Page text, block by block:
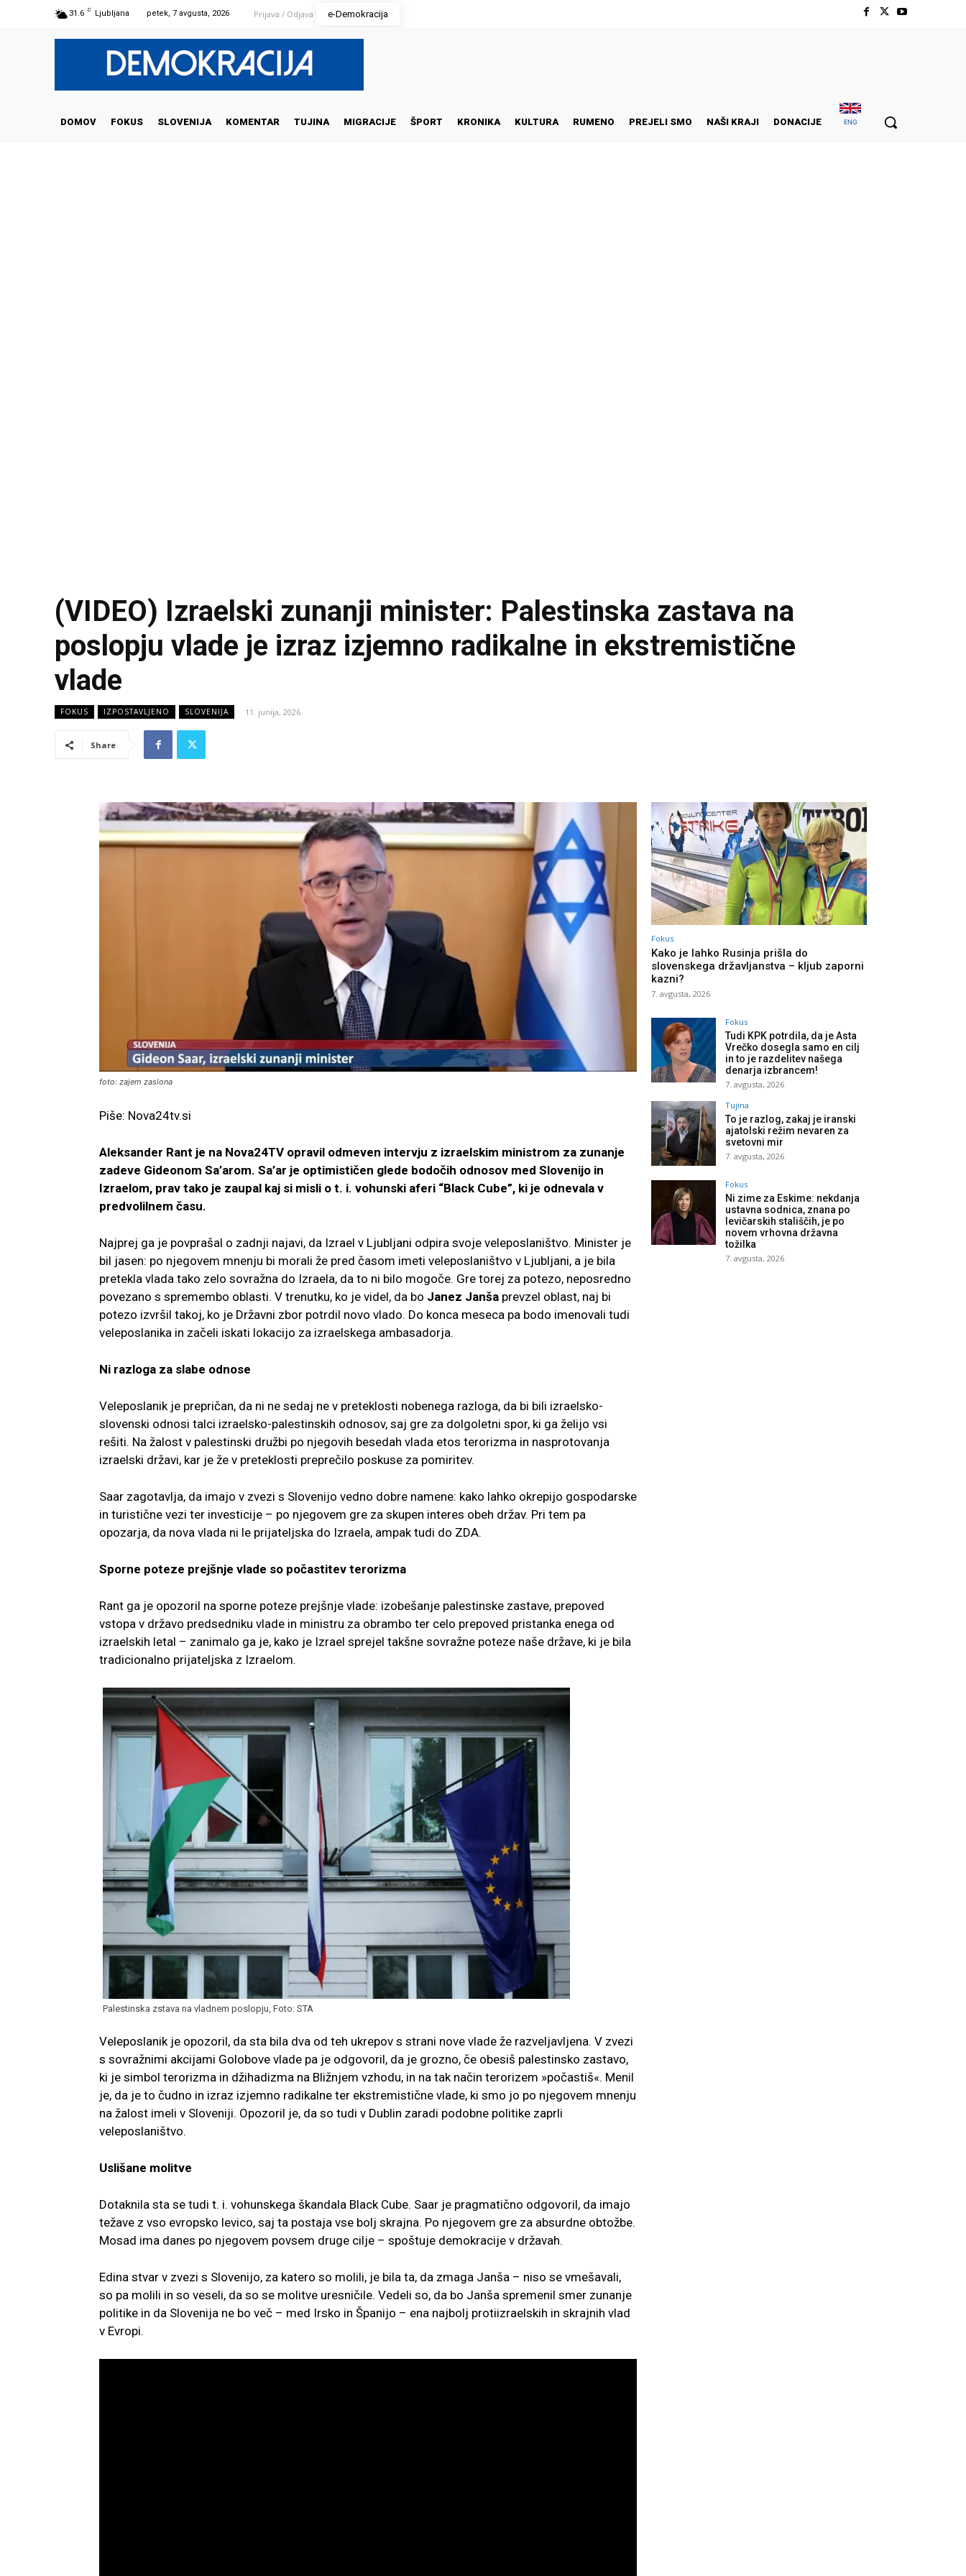
31.6 C Ljubljana petek, 7 avgusta, 2026 Prijava / Odjava e-Demokracija
DOMOV FOKUS SLOVENIJA KOMENTAR TUJINA MIGRACIJE ŠPORT KRONIKA KULTURA RUMENO PREJELI SMO NAŠI KRAJI DONACIJE ENG
(VIDEO) Izraelski zunanji minister: Palestinska zastava na
poslopju vlade je izraz izjemno radikalne in ekstremistične
vlade
FOKUS IZPOSTAVLJENO SLOVENIJA 11. junija, 2026
Share
foto: zajem zaslona
Piše: Nova24tv.si
Aleksander Rant je na Nova24TV opravil odmeven intervju z izraelskim ministrom za zunanje
zadeve Gideonom Sa’arom. Sa’ar je optimističen glede bodočih odnosov med Slovenijo in
Izraelom, prav tako je zaupal kaj si misli o t. i. vohunski aferi “Black Cube”, ki je odnevala v
predvolilnem času.
Najprej ga je povprašal o zadnji najavi, da Izrael v Ljubljani odpira svoje veleposlaništvo. Minister je
bil jasen: po njegovem mnenju bi morali že pred časom imeti veleposlaništvo v Ljubljani, a je bila
pretekla vlada tako zelo sovražna do Izraela, da to ni bilo mogoče. Gre torej za potezo, neposredno
povezano s spremembo oblasti. V trenutku, ko je videl, da bo Janez Janša prevzel oblast, naj bi
potezo izvršil takoj, ko je Državni zbor potrdil novo vlado. Do konca meseca pa bodo imenovali tudi
veleposlanika in začeli iskati lokacijo za izraelskega ambasadorja.
Ni razloga za slabe odnose
Veleposlanik je prepričan, da ni ne sedaj ne v preteklosti nobenega razloga, da bi bili izraelsko-
slovenski odnosi talci izraelsko-palestinskih odnosov, saj gre za dolgoletni spor, ki ga želijo vsi
rešiti. Na žalost v palestinski družbi po njegovih besedah vlada etos terorizma in nasprotovanja
izraelski državi, kar je že v preteklosti preprečilo poskuse za pomiritev.
Saar zagotavlja, da imajo v zvezi s Slovenijo vedno dobre namene: kako lahko okrepijo gospodarske
in turistične vezi ter investicije – po njegovem gre za skupen interes obeh držav. Pri tem pa
opozarja, da nova vlada ni le prijateljska do Izraela, ampak tudi do ZDA.
Sporne poteze prejšnje vlade so počastitev terorizma
Rant ga je opozoril na sporne poteze prejšnje vlade: izobešanje palestinske zastave, prepoved
vstopa v državo predsedniku vlade in ministru za obrambo ter celo prepoved pristanka enega od
izraelskih letal – zanimalo ga je, kako je Izrael sprejel takšne sovražne poteze naše države, ki je bila
tradicionalno prijateljska z Izraelom.
Palestinska zstava na vladnem poslopju, Foto: STA
Veleposlanik je opozoril, da sta bila dva od teh ukrepov s strani nove vlade že razveljavljena. V zvezi
s sovražnimi akcijami Golobove vlade pa je odgovoril, da je grozno, če obesiš palestinsko zastavo,
ki je simbol terorizma in džihadizma na Bližnjem vzhodu, in na tak način terorizem »počastiš«. Menil
je, da je to čudno in izraz izjemno radikalne ter ekstremistične vlade, ki smo jo po njegovem mnenju
na žalost imeli v Sloveniji. Opozoril je, da so tudi v Dublin zaradi podobne politike zaprli
veleposlaništvo.
Uslišane molitve
Dotaknila sta se tudi t. i. vohunskega škandala Black Cube. Saar je pragmatično odgovoril, da imajo
težave z vso evropsko levico, saj ta postaja vse bolj skrajna. Po njegovem gre za absurdne obtožbe.
Mosad ima danes po njegovem povsem druge cilje – spoštuje demokracije v državah.
Edina stvar v zvezi s Slovenijo, za katero so molili, je bila ta, da zmaga Janša – niso se vmešavali,
so pa molili in so veseli, da so se molitve uresničile. Vedeli so, da bo Janša spremenil smer zunanje
politike in da Slovenija ne bo več – med Irsko in Španijo – ena najbolj protiizraelskih in skrajnih vlad
v Evropi.
Fokus
Kako je lahko Rusinja prišla do
slovenskega državljanstva – kljub zaporni
kazni?
7. avgusta, 2026
Fokus
Tudi KPK potrdila, da je Asta
Vrečko dosegla samo en cilj
in to je razdelitev našega
denarja izbrancem!
7. avgusta, 2026
Tujina
To je razlog, zakaj je iranski
ajatolski režim nevaren za
svetovni mir
7. avgusta, 2026
Fokus
Ni zime za Eskime: nekdanja
ustavna sodnica, znana po
levičarskih stališčih, je po
novem vrhovna državna
tožilka
7. avgusta, 2026